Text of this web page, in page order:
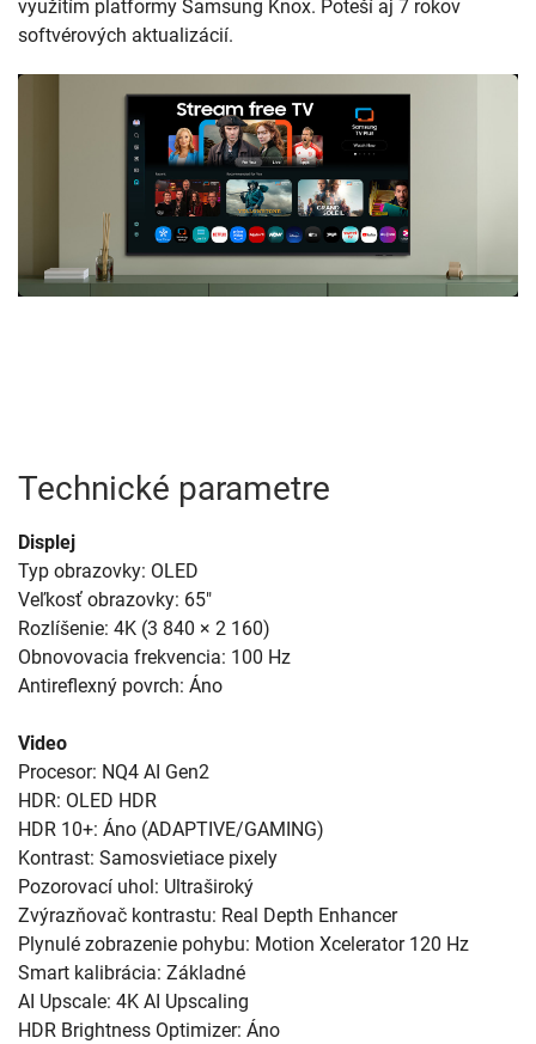
využitím platformy Samsung Knox. Poteší aj 7 rokov
softvérových aktualizácií.
Technické parametre
Displej
Typ obrazovky: OLED
Veľkosť obrazovky: 65"
Rozlíšenie: 4K (3 840 × 2 160)
Obnovovacia frekvencia: 100 Hz
Antireflexný povrch: Áno
Video
Procesor: NQ4 AI Gen2
HDR: OLED HDR
HDR 10+: Áno (ADAPTIVE/GAMING)
Kontrast: Samosvietiace pixely
Pozorovací uhol: Ultraširoký
Zvýrazňovač kontrastu: Real Depth Enhancer
Plynulé zobrazenie pohybu: Motion Xcelerator 120 Hz
Smart kalibrácia: Základné
AI Upscale: 4K AI Upscaling
HDR Brightness Optimizer: Áno